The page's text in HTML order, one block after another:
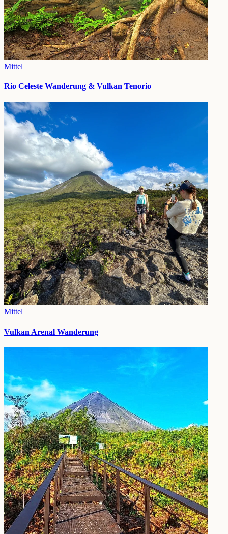
Mittel
Rio Celeste Wanderung & Vulkan Tenorio
Mittel
Vulkan Arenal Wanderung